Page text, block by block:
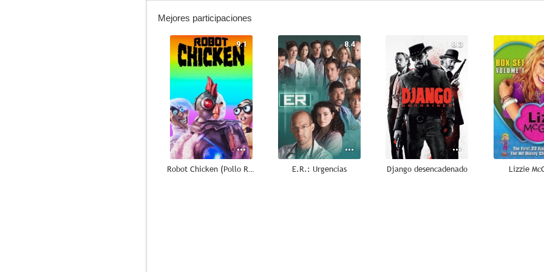
Mejores participaciones
9.1
Robot Chicken (Pollo Robot)
8.4
E.R.: Urgencias
8.3
Django desencadenado Lizzie